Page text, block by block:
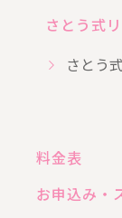
さとう式
さとう
料金表
お申込み・